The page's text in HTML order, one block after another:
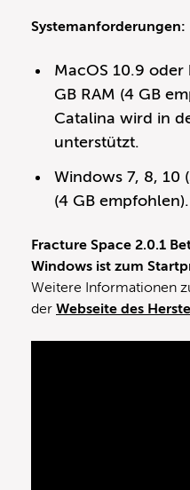
Systemanforderungen:
MacOS 10.9
GB RAM (4 GB
Catalina wird in
unterstützt.
Windows 7, 8, 10
(4 GB empfohlen).
Fracture Space 2.0.1
Windows ist zum
Weitere Informationen
der Webseite des